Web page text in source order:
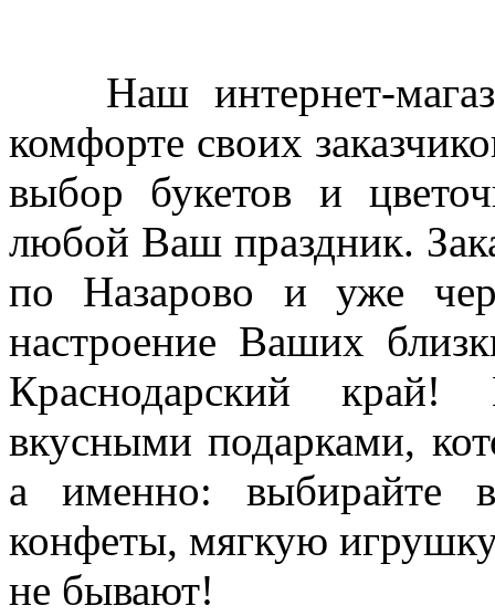
Наш интернет-
комфорте своих
выбор букетов и
любой Ваш праздник.
по Назарово и уже
настроение Ваших
Краснодарский
вкусными подарками,
а именно: выбирайте
конфеты, мягкую
не бывают!